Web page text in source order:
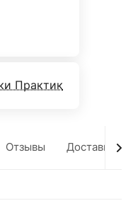
Практик
Отзывы Доставка